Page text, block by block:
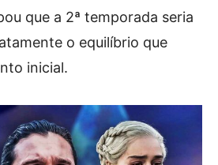
que a 2ª temporada seria
o equilíbrio que
inicial.